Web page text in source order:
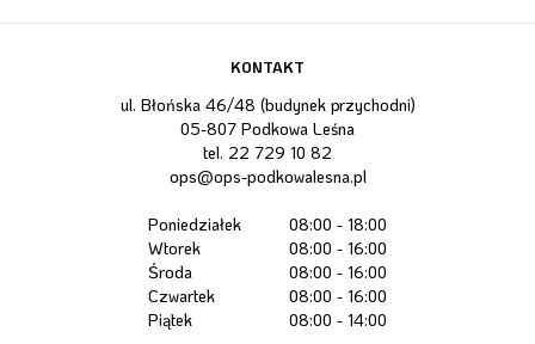
KONTAKT
ul. Błońska 46/48 (budynek przychodni)
05-807 Podkowa Leśna
tel. 22 729 10 82
ops@ops-podkowalesna.pl
Poniedziałek
08:00 - 18:00
Wtorek
08:00 - 16:00
Środa
08:00 - 16:00
Czwartek
08:00 - 16:00
Piątek
08:00 - 14:00